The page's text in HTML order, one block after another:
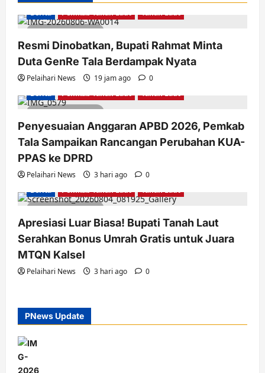
3 minutes read
Berita Pemkab Tanah Laut Tanah Laut
Resmi Dinobatkan, Bupati Rahmat Minta
Duta GenRe Tala Berdampak Nyata
Pelaihari News 19 jam ago 0
2 minutes read
Berita Pemkab Tanah Laut Tanah Laut
Penyesuaian Anggaran APBD 2026, Pemkab
Tala Sampaikan Rancangan Perubahan KUA-
PPAS ke DPRD
Pelaihari News 3 hari ago 0
2 minutes read
Berita Pemkab Tanah Laut Tanah Laut
Apresiasi Luar Biasa! Bupati Tanah Laut
Serahkan Bonus Umrah Gratis untuk Juara
MTQN Kalsel
Pelaihari News 3 hari ago 0
PNews Update